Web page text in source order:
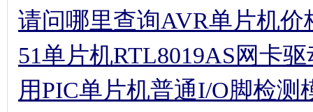
请问哪里查询AVR单片机
51单片机RTL8019AS网卡
用PIC单片机普通I/O脚检测